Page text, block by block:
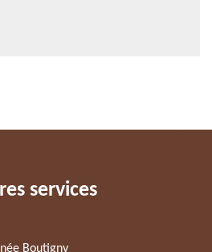
services
Boutigny